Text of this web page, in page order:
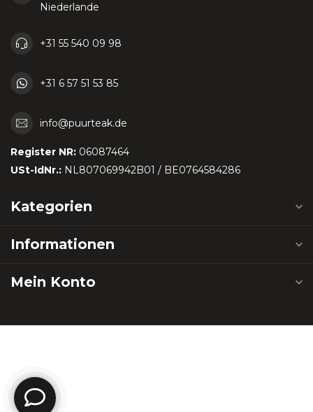
Niederlande
+31 55 540 09 98
+31 6 57 51 53 85
info@puurteak.de
Register NR: 06087464
USt-IdNr.: NL807069942B01 / BE0764584286
Kategorien
Informationen
Mein Konto